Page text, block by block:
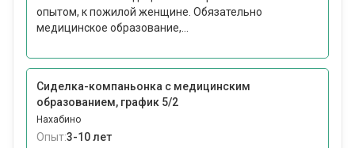
опытом, к пожилой женщине. Обязательно
медицинское образование,...
Сиделка-компаньонка с медицинским
образованием, график 5/2
Нахабино
Опыт:3-10 лет